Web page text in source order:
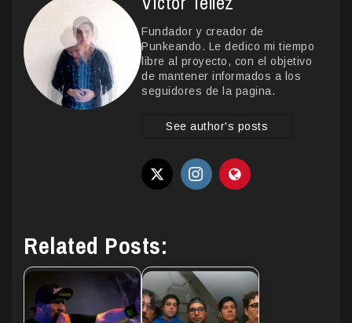
Fundador y creador de
Punkeando. Le dedico mi tiempo
libre al proyecto, con el objetivo
de mantener informados a los
seguidores de la pagina.
See author's posts
Related Posts: